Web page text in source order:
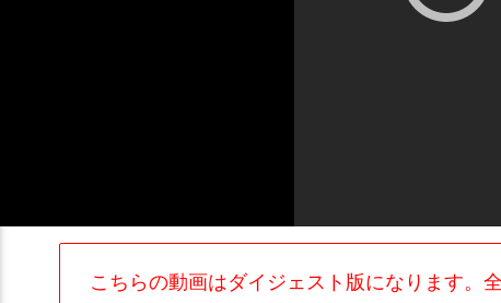
こちらの動画はダイジェスト版になります。